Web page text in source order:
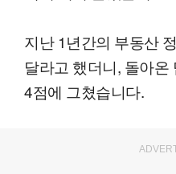
지난 1년간의 부동산
달라고 했더니, 돌아
4점에 그쳤습니다.